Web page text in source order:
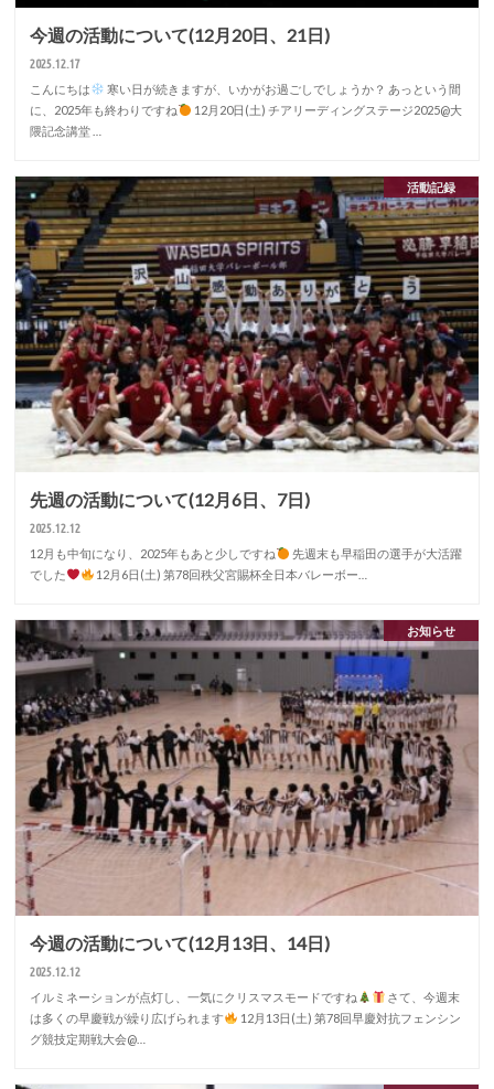
今週の活動について(12月20日、21日)
2025.12.17
こんにちは
寒い日が続きますが、いかがお過ごしでしょうか？ あっという間
に、2025年も終わりですね
12月20日(土) チアリーディングステージ2025@大
隈記念講堂 …
活動記録
先週の活動について(12月6日、7日)
2025.12.12
12月も中旬になり、2025年もあと少しですね
先週末も早稲田の選手が大活躍
でした
12月6日(土) 第78回秩父宮賜杯全日本バレーボー…
お知らせ
今週の活動について(12月13日、14日)
2025.12.12
イルミネーションが点灯し、一気にクリスマスモードですね
さて、今週末
は多くの早慶戦が繰り広げられます
12月13日(土) 第78回早慶対抗フェンシン
グ競技定期戦大会@…